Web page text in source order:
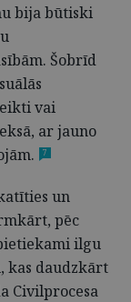
bija būtiski
Šobrīd
vai
ar jauno
7
un
pēc
ilgu
kas daudzkārt
Civilprocesa